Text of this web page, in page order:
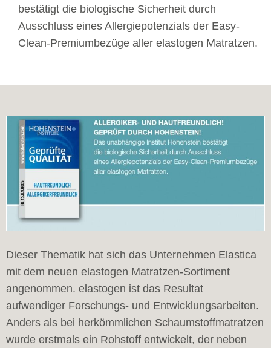
bestätigt die biologische Sicherheit durch
Ausschluss eines Allergiepotenzials der Easy-
Clean-Premiumbezüge aller elastogen Matratzen.
Dieser Thematik hat sich das Unternehmen Elastica
mit dem neuen elastogen Matratzen-Sortiment
angenommen. elastogen ist das Resultat
aufwendiger Forschungs- und Entwicklungsarbeiten.
Anders als bei herkömmlichen Schaumstoffmatratzen
wurde erstmals ein Rohstoff entwickelt, der neben